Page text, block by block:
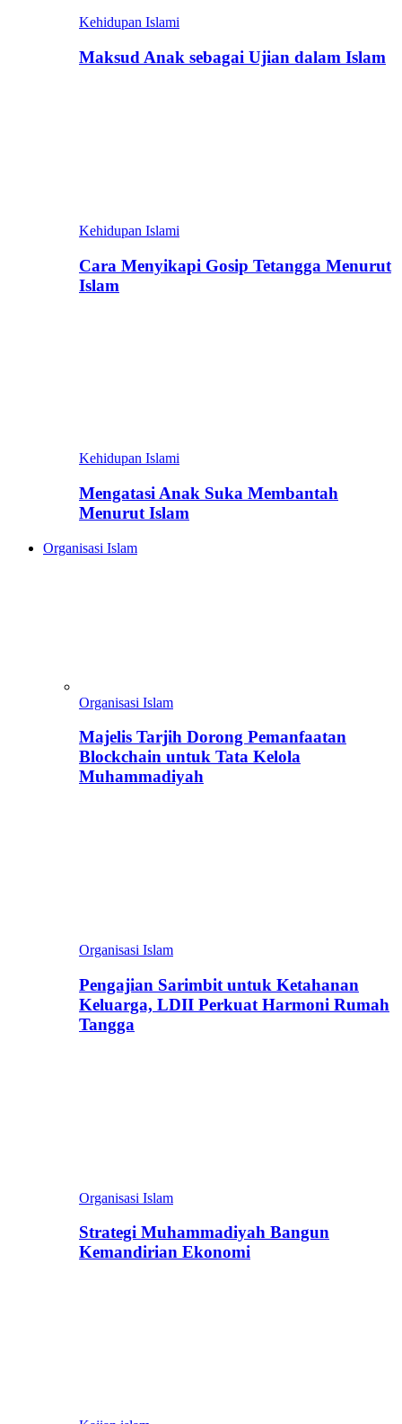
Kehidupan Islami
Maksud Anak sebagai Ujian dalam Islam
Kehidupan Islami
Cara Menyikapi Gosip Tetangga Menurut
Islam
Kehidupan Islami
Mengatasi Anak Suka Membantah
Menurut Islam
Organisasi Islam
Organisasi Islam
Majelis Tarjih Dorong Pemanfaatan
Blockchain untuk Tata Kelola
Muhammadiyah
Organisasi Islam
Pengajian Sarimbit untuk Ketahanan
Keluarga, LDII Perkuat Harmoni Rumah
Tangga
Organisasi Islam
Strategi Muhammadiyah Bangun
Kemandirian Ekonomi